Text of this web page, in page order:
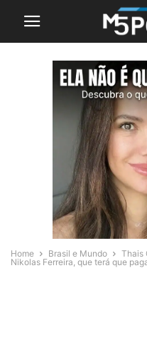
Home Brasil e Mundo
Thais
Nikolas Ferreira, que terá que